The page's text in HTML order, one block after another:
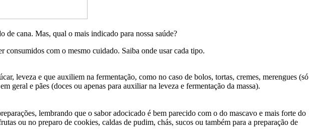
de cana. Mas, qual o mais indicado para nossa saúde?
consumidos com o mesmo cuidado. Saiba onde usar cada tipo.
leveza e que auxiliem na fermentação, como no caso de bolos, tortas, cremes, merengues (só
geral e pães (doces ou apenas para auxiliar na leveza e fermentação da massa).
lembrando que o sabor adocicado é bem parecido com o do mascavo e mais forte do
ou no preparo de cookies, caldas de pudim, chás, sucos ou também para a preparação de